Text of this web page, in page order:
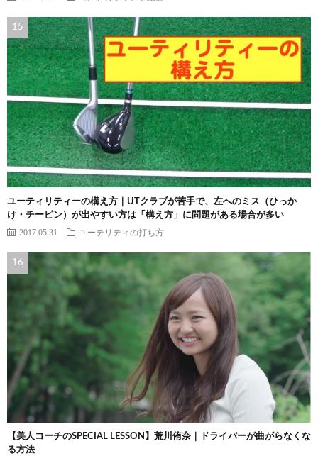
ユーティリティーの構え方｜UTクラブが苦手で、左へのミス（ひっか
け・チーピン）が出やすい方は「構え方」に問題がある場合が多い
2017.05.31 ユーテリティの打ち方
【美人コーチのSPECIAL LESSON】荒川侑奈｜ドライバーが曲がらなくな
る方法